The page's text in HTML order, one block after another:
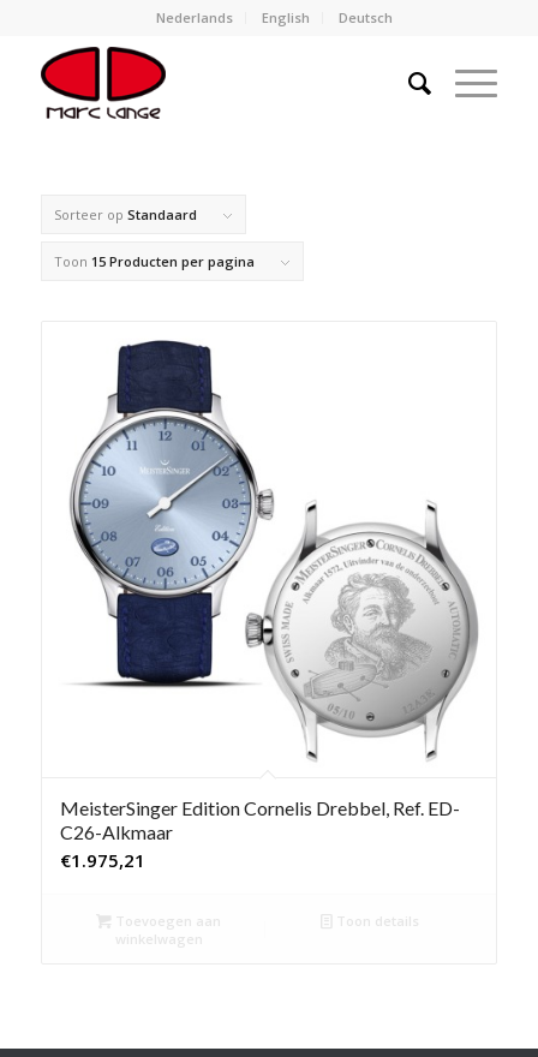
Nederlands English Deutsch
Sorteer op Standaard
Toon 15 Producten per pagina
MeisterSinger Edition Cornelis Drebbel, Ref. ED-
C26-Alkmaar
€1.975,21
Toevoegen aan
winkelwagen
Toon details